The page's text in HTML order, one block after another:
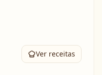
Ver receitas